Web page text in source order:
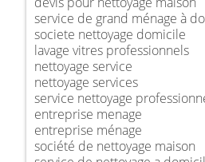
service de grand ménage à
societe nettoyage domicile
lavage vitres professionnels
nettoyage service
nettoyage services
service nettoyage
entreprise menage
entreprise ménage
société de nettoyage maison